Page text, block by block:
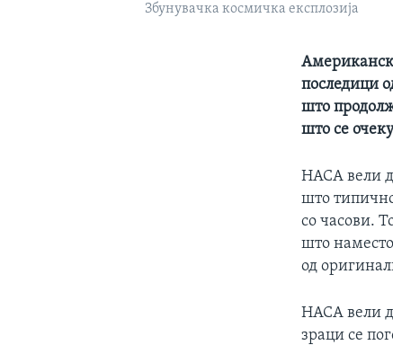
Збунувачка космичка експлозија
последици
што
што се
НАСА вели
што
со часови.
што
од
НАСА вели
зраци се